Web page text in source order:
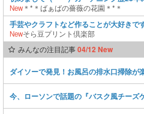
New＊*＊ばぁばの薔薇の花園＊*＊
手芸やクラフトなど作ることが大好きで
Newそら豆プリント倶楽部
みんなの注目記事04/12 New
ダイソーで発見！お風呂の排水口掃除が
今、ローソンで話題の『バスク風チーズ